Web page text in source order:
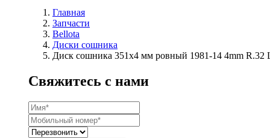
Главная
Запчасти
Bellota
Диски сошника
Диск сошника 351х4 мм ровный 1981-14 4mm R.32
Свяжитесь с нами